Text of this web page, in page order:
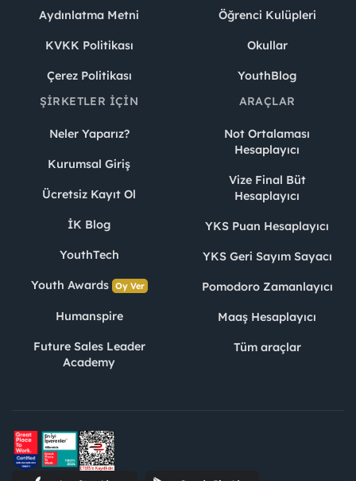
Aydınlatma Metni
KVKK Politikası
Çerez Politikası
Öğrenci Kulüpleri
Okullar
YouthBlog
ŞIRKETLER İÇIN
Neler Yaparız?
Kurumsal Giriş
Ücretsiz Kayıt Ol
İK Blog
YouthTech
Youth Awards Oy Ver
Humanspire
Future Sales Leader
Academy
ARAÇLAR
Not Ortalaması
Hesaplayıcı
Vize Final Büt
Hesaplayıcı
YKS Puan Hesaplayıcı
YKS Geri Sayım Sayacı
Pomodoro Zamanlayıcı
Maaş Hesaplayıcı
Tüm araçlar